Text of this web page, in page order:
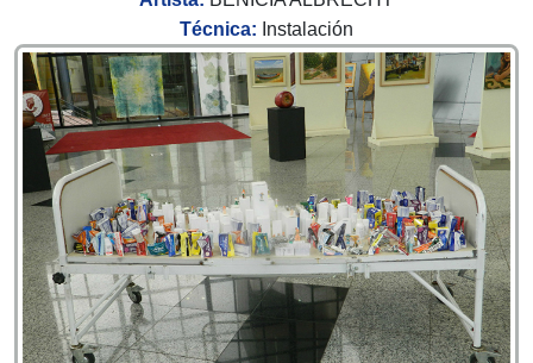
Técnica: Instalación